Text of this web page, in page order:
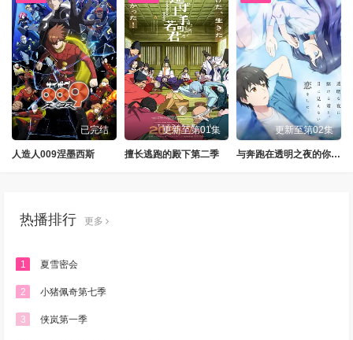
已完结
人造人009涅墨西斯
更新至第01集
擅长逃跑的殿下第二季
更新至第02集
与奔跑在透明之夜的你，谈一场看不见的恋爱
热播排行 更多
1 夏雪密会
2 小猪佩奇第七季
3 侠岚第一季